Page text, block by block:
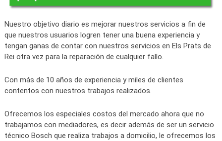
Nuestro objetivo diario es mejorar nuestros servicios a fin de
que nuestros usuarios logren tener una buena experiencia y
tengan ganas de contar con nuestros servicios en Els Prats de
Rei otra vez para la reparación de cualquier fallo.
Con más de 10 años de experiencia y miles de clientes
contentos con nuestros trabajos realizados.
Ofrecemos los especiales costos del mercado ahora que no
trabajamos con mediadores, es decir además de ser un servicio
técnico Bosch que realiza trabajos a domicilio, le ofrecemos los